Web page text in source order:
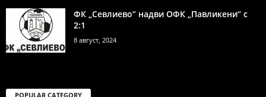
ФК „Севлиево“ надви ОФК „Павликени“ с
2:1
8 август, 2024
POPULAR CATEGORY